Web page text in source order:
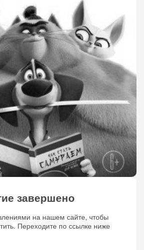
завершено
на нашем сайте, чтобы
Переходите по ссылке ниже